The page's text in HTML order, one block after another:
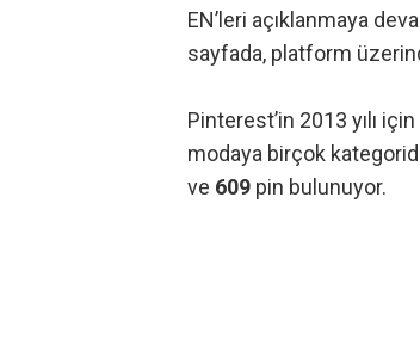
EN’leri açıklanmaya
sayfada, platform
Pinterest’in 2013 yılı
modaya birçok
ve 609 pin bulunuyor.